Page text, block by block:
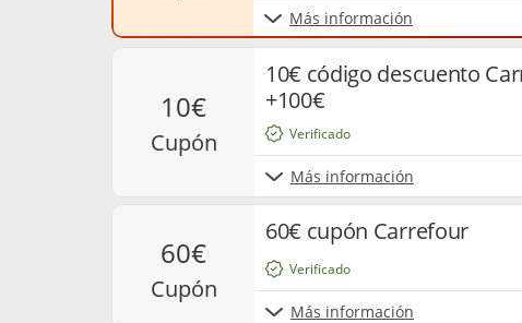
Más información
10€
cupón
10€ código descuento
+100€
Más información
Verificado
60€
cupón
60€ cupón Carrefour
Más información
Verificado